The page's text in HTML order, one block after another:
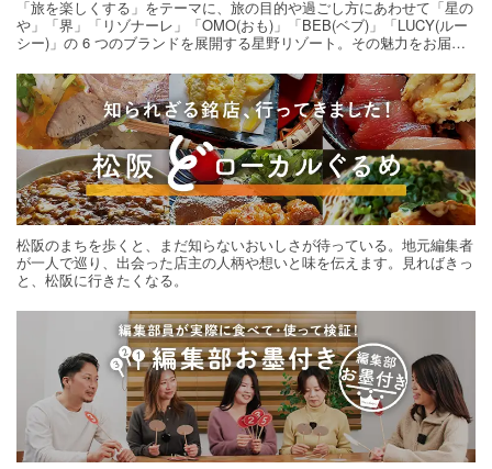
「旅を楽しくする」をテーマに、旅の目的や過ごし方にあわせて「星の
や」「界」「リゾナーレ」「OMO(おも)」「BEB(ベブ)」「LUCY(ルー
シー)」の 6 つのブランドを展開する星野リゾート。その魅力をお届け
松阪のまちを歩くと、まだ知らないおいしさが待っている。地元編集者
が一人で巡り、出会った店主の人柄や想いと味を伝えます。見ればきっ
と、松阪に行きたくなる。